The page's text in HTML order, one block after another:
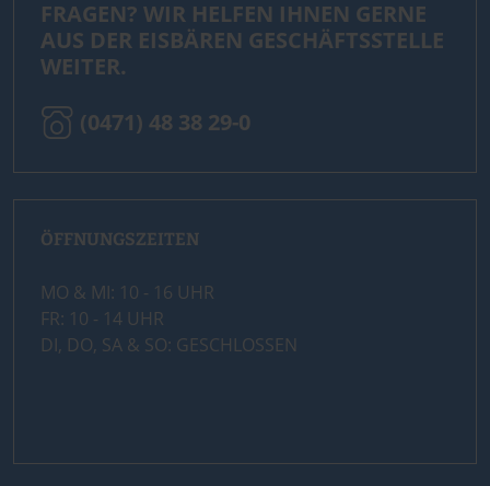
FRAGEN? WIR HELFEN IHNEN GERNE
AUS DER EISBÄREN GESCHÄFTSSTELLE
WEITER.
(0471) 48 38 29-0
ÖFFNUNGSZEITEN
MO & MI: 10 - 16 UHR
FR: 10 - 14 UHR
DI, DO, SA & SO: GESCHLOSSEN